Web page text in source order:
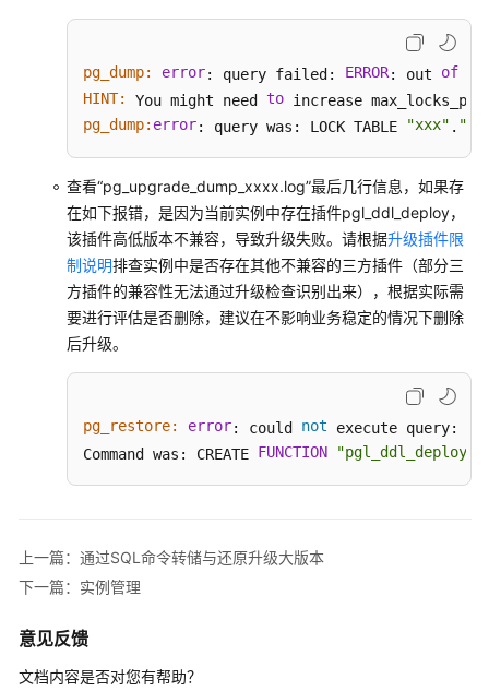
性
能
问
安
全
与
加
密
参
数
志
监
与
pg_dump: error: query failed: ERROR: out of
HINT:
You might need to
pg_dump: error: query was: LOCK TABLE "xxx" .
查看“pg_upgrade_dump_xxxx.log”最后几行信息，如果存
在如下报错，是因为当前实例中存在插件pgl_ddl_deploy，
该插件高低版本不兼容，导致升级失败。请根据升级插件限
制说明排查实例中是否存在其他不兼容的三方插件（部分三
方插件的兼容性无法通过升级检查识别出来），根据实际需
要进行评估是否删除，建议在不影响业务稳定的情况下删除
后升级。
pg_restore: error: could not execute query:
Command was: CREATE FUNCTION "pgl_ddl_deploy"
上一篇：通过SQL命令转储与还原升级大版本
下一篇：实例管理
意见反馈
文档内容是否对您有帮助？